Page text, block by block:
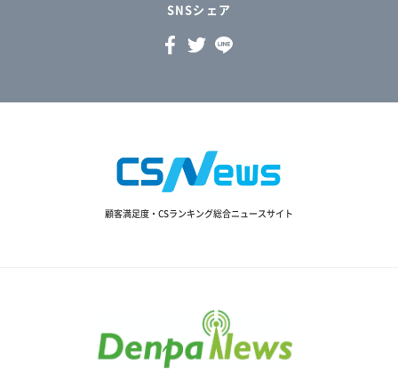
SNSシェア
顧客満足度・CSランキング総合ニュースサイト